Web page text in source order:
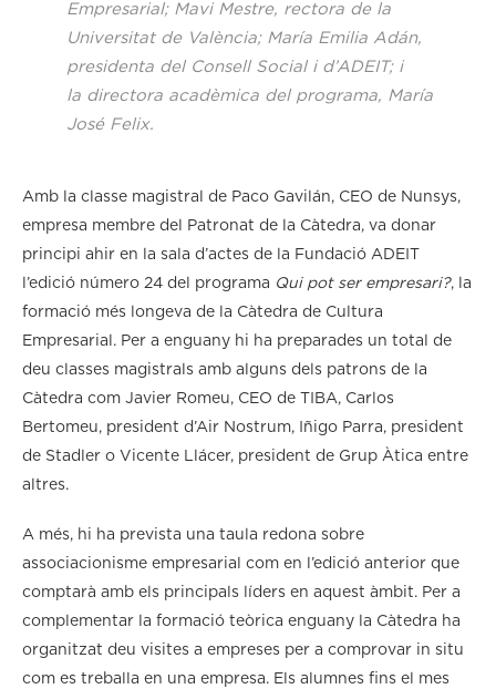
Empresarial; Mavi Mestre, rectora de la
Universitat de València; María Emilia Adán,
presidenta del Consell Social i d’ADEIT; i
la directora acadèmica del programa, María
José Felix.
Amb la classe magistral de Paco Gavilán, CEO de Nunsys,
empresa membre del Patronat de la Càtedra, va donar
principi ahir en la sala d’actes de la Fundació ADEIT
l’edició número 24 del programa Qui pot ser empresari?, la
formació més longeva de la Càtedra de Cultura
Empresarial. Per a enguany hi ha preparades un total de
deu classes magistrals amb alguns dels patrons de la
Càtedra com Javier Romeu, CEO de TIBA, Carlos
Bertomeu, president d’Air Nostrum, Iñigo Parra, president
de Stadler o Vicente Llácer, president de Grup Àtica entre
altres.
A més, hi ha prevista una taula redona sobre
associacionisme empresarial com en l’edició anterior que
comptarà amb els principals líders en aquest àmbit. Per a
complementar la formació teòrica enguany la Càtedra ha
organitzat deu visites a empreses per a comprovar in situ
com es treballa en una empresa. Els alumnes fins el mes